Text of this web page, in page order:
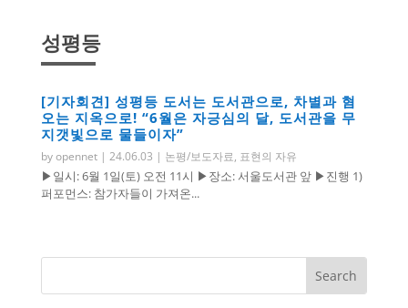
성평등
[기자회견] 성평등 도서는 도서관으로, 차별과 혐
오는 지옥으로! “6월은 자긍심의 달, 도서관을 무
지갯빛으로 물들이자”
byopennet| 24.06.03 | 논평/보도자료, 표현의 자유
▶일시: 6월 1일(토) 오전 11시 ▶장소: 서울도서관 앞 ▶진행 1)
퍼포먼스: 참가자들이 가져온...